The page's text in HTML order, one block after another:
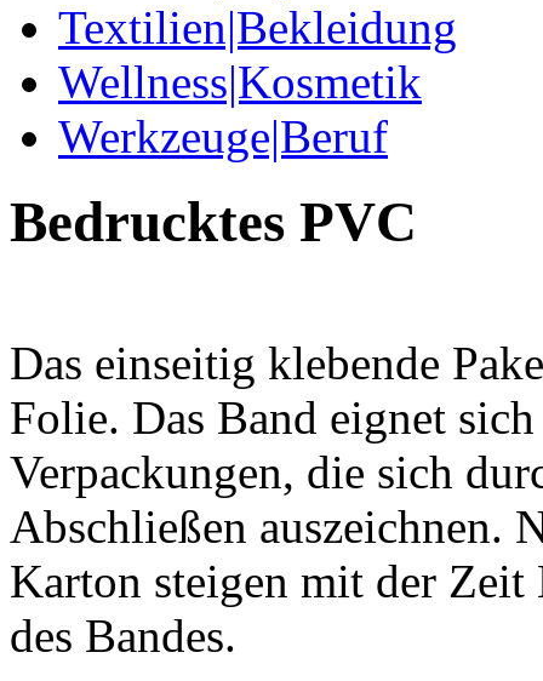
Textilien|Bekleidung
Wellness|Kosmetik
Werkzeuge|Beruf
Bedrucktes PVC
Das einseitig klebende
Folie. Das Band eignet
Verpackungen, die sich
Abschließen auszeichnen.
Karton steigen mit der
des Bandes.